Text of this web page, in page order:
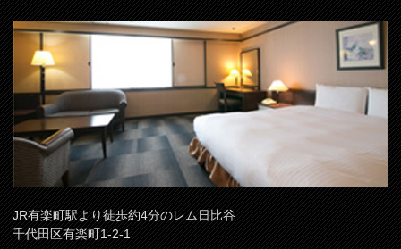
JR有楽町駅より徒歩約4分のレム日比谷
千代田区有楽町1-2-1